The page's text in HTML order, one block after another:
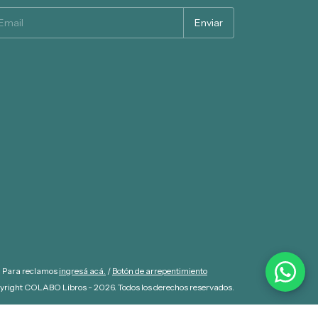
Para reclamos ingresá acá. / Botón de arrepentimiento
COLABO Libros - 2026. Todos los derechos reservados.